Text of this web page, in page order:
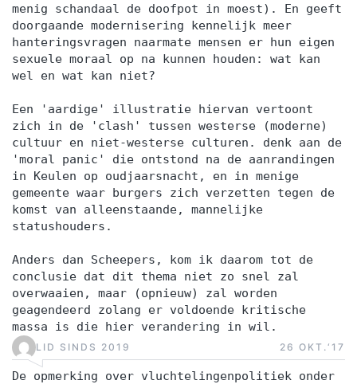
menig schandaal de doofpot in moest). En geeft
doorgaande modernisering kennelijk meer
hanteringsvragen naarmate mensen er hun eigen
sexuele moraal op na kunnen houden: wat kan
wel en wat kan niet?
Een 'aardige' illustratie hiervan vertoont
zich in de 'clash' tussen westerse (moderne)
cultuur en niet-westerse culturen. denk aan de
'moral panic' die ontstond na de aanrandingen
in Keulen op oudjaarsnacht, en in menige
gemeente waar burgers zich verzetten tegen de
komst van alleenstaande, mannelijke
statushouders.
Anders dan Scheepers, kom ik daarom tot de
conclusie dat dit thema niet zo snel zal
overwaaien, maar (opnieuw) zal worden
geagendeerd zolang er voldoende kritische
massa is die hier verandering in wil.
LID SINDS 2019 26 OKT.‘17
De opmerking over vluchtelingenpolitiek onder